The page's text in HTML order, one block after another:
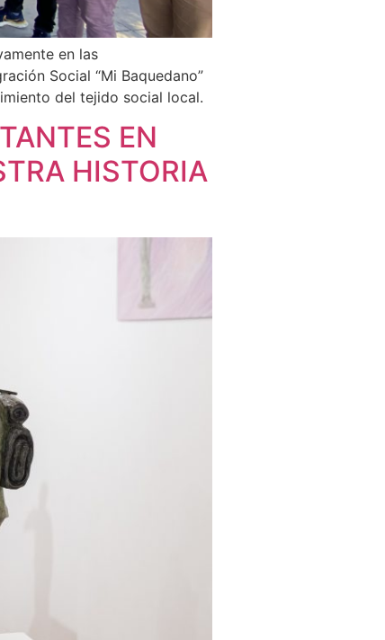
en las
Social “Mi Baquedano”
del tejido social local.
EN
HISTORIA